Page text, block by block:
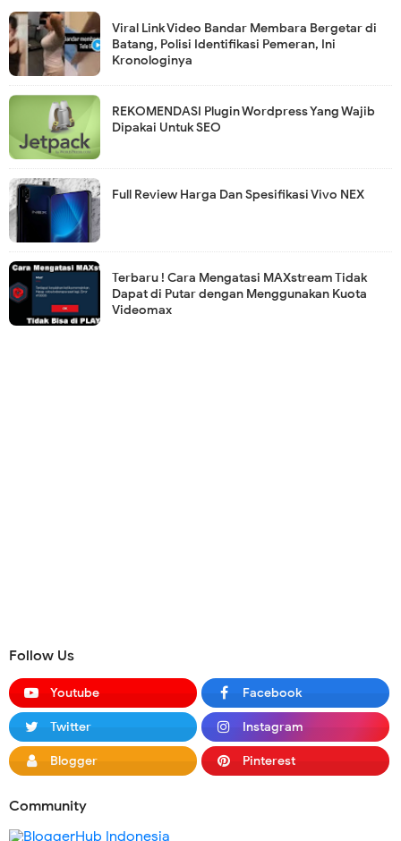
Viral Link Video Bandar Membara Bergetar di
Batang, Polisi Identifikasi Pemeran, Ini
Kronologinya
REKOMENDASI Plugin Wordpress Yang Wajib
Dipakai Untuk SEO
Full Review Harga Dan Spesifikasi Vivo NEX
Terbaru ! Cara Mengatasi MAXstream Tidak
Dapat di Putar dengan Menggunakan Kuota
Videomax
Follow Us
Youtube Facebook
Twitter Instagram
Blogger Pinterest
Community